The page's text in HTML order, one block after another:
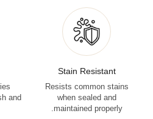
Stain Resistant
Resists common stains
when sealed and
maintained properly.
and